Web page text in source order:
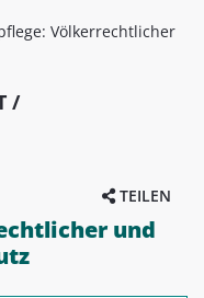
Völkerrechtlicher
/
TEILEN
und